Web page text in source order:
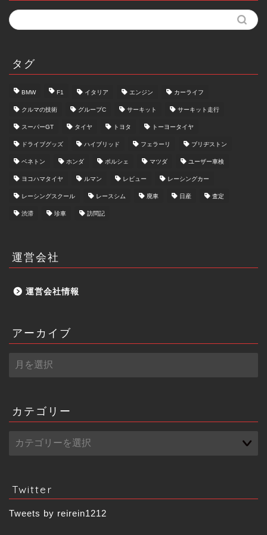
タグ
BMW F1 イタリア エンジン カーライフ
クルマの技術 グループC サーキット サーキット走行
スーパーGT タイヤ トヨタ トーヨータイヤ
ドライブグッズ ハイブリッド フェラーリ ブリヂストン
ベネトン ホンダ ポルシェ マツダ ユーザー車検
ヨコハマタイヤ ルマン レビュー レーシングカー
レーシングスクール レースシム 廃車 日産 査定
渋滞 珍車 訪問記
運営会社
運営会社情報
アーカイブ
ー
ブ
カテゴリー
Twitter
Tweets by reirein1212